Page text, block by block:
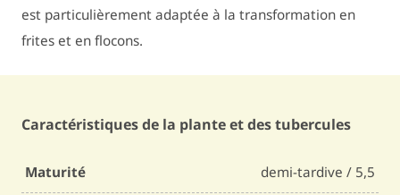
est particulièrement adaptée à la transformation en
frites et en flocons.
Caractéristiques de la plante et des tubercules
Maturité demi-tardive / 5,5